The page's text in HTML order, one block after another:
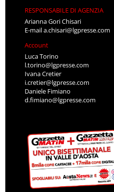
RESPONSABILE DI AGENZIA
Arianna Gori Chisari
E-maila.chisari@lgpresse.com
Account
Luca Torino
l.torino@lgpresse.com
Ivana Cretier
i.cretier@lgpresse.com
Daniele Fimiano
d.fimiano@lgpresse.com